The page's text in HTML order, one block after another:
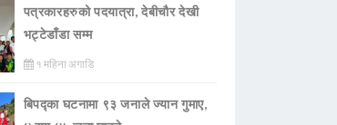
पत्रकारहरुको पदयात्रा, देबीचौर देखी
भट्टेडाँडा सम्म
१ महिना अगाडि
बिपद्का घटनामा ९३ जनाले ज्यान गुमाए,